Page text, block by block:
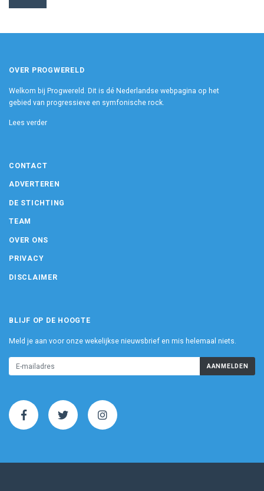
OVER PROGWERELD
Welkom bij Progwereld. Dit is dé Nederlandse webpagina op het
gebied van progressieve en symfonische rock.
Lees verder
CONTACT
ADVERTEREN
DE STICHTING
TEAM
OVER ONS
PRIVACY
DISCLAIMER
BLIJF OP DE HOOGTE
Meld je aan voor onze wekelijkse nieuwsbrief en mis helemaal niets.
AANMELDEN